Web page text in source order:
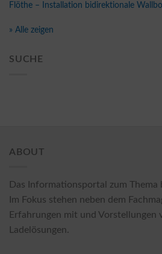
Flöthe – Installation bidirektionale
» Alle zeigen
SUCHE
ABOUT
Das Informationsportal zum Thema
Im Fokus stehen neben dem
Erfahrungen mit und Vorstellungen
Ladelösungen.